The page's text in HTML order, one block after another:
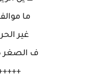
ما
غير
ف الصغر